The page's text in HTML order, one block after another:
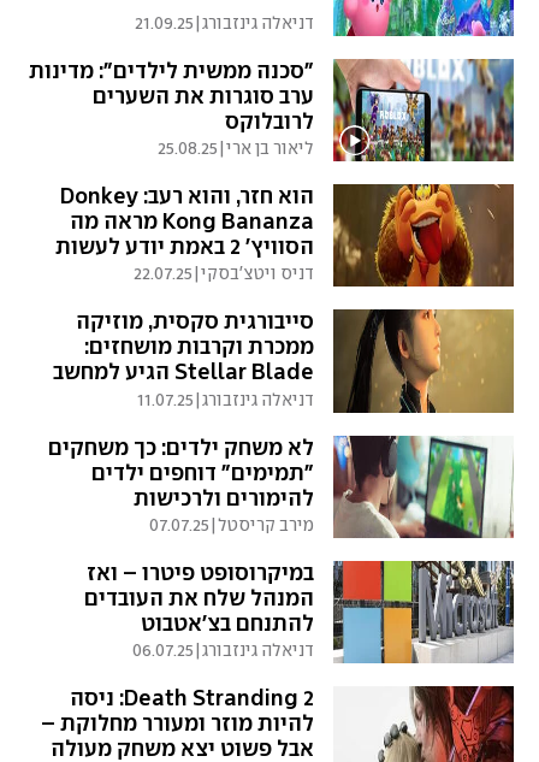
דניאלה גינזבורג|
21.09.25
"סכנה ממשית לילדים": מדינות
ערב סוגרות את השערים
לרובלוקס
ליאור בן ארי|
25.08.25
הוא חזר, והוא רעב: Donkey
Kong Bananza מראה מה
הסוויץ' 2 באמת יודע לעשות
דניס ויטצ'בסקי|
22.07.25
סייבורגית סקסית, מוזיקה
ממכרת וקרבות מושחזים:
Stellar Blade הגיע למחשב
דניאלה גינזבורג|
11.07.25
לא משחק ילדים: כך משחקים
"תמימים" דוחפים ילדים
להימורים ולרכישות
מירב קריסטל|
07.07.25
במיקרוסופט פיטרו – ואז
המנהל שלח את העובדים
להתנחם בצ'אטבוט
דניאלה גינזבורג|
06.07.25
Death Stranding 2: ניסה
להיות מוזר ומעורר מחלוקת –
אבל פשוט יצא משחק מעולה